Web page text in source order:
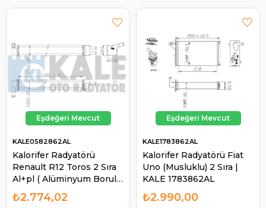
Kalorifer Radyatörü
Renault R12 Toros 2 Sıra
Al+pl ( Alüminyum Borulu
) | KALE 0582862AL
KALE0582862AL
₺2.774,02
Kalorifer Radyatörü Fiat
Uno (Musluklu) 2 Sıra |
KALE 1783862AL
KALE1783862AL
₺2.990,00